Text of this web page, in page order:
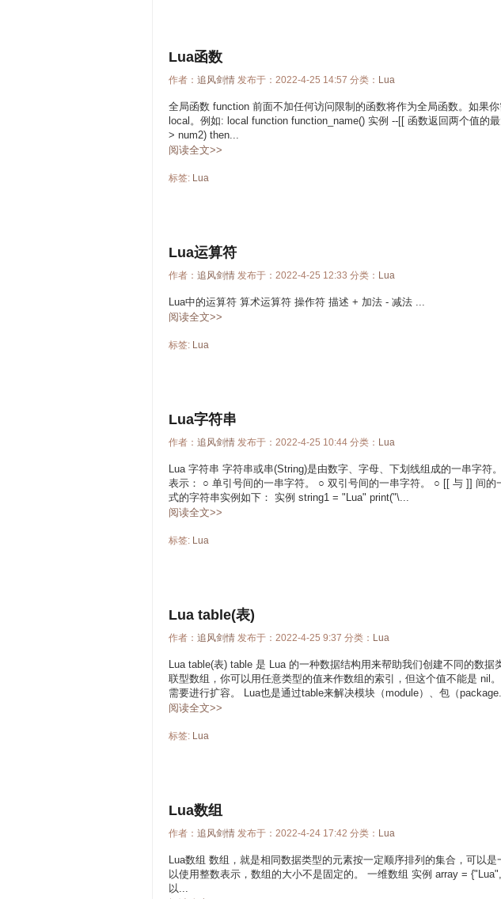
Lua函数
作者： 追风剑情 发布于：2022-4-25 14:57 分类： Lua
全局函数 function 前面不加任何访问限制的函数将作为全局函数。如果
local。例如: local function function_name() 实例 --[[ 函数返回两个值的
> num2) then...
阅读全文>>
标签: Lua
Lua运算符
作者： 追风剑情 发布于：2022-4-25 12:33 分类： Lua
Lua中的运算符 算术运算符 操作符 描述 + 加法 - 减法 ...
阅读全文>>
标签: Lua
Lua字符串
作者： 追风剑情 发布于：2022-4-25 10:44 分类： Lua
Lua 字符串 字符串或串(String)是由数字、字母、下划线组成的一串字符
表示： ○ 单引号间的一串字符。 ○ 双引号间的一串字符。 ○ [[ 与 ]] 间
式的字符串实例如下： 实例 string1 = "Lua" print("\...
阅读全文>>
标签: Lua
Lua table(表)
作者： 追风剑情 发布于：2022-4-25 9:37 分类： Lua
Lua table(表) table 是 Lua 的一种数据结构用来帮助我们创建不同的数
联型数组，你可以用任意类型的值来作数组的索引，但这个值不能是 nil
需要进行扩容。 Lua也是通过table来解决模块（module）、包（
阅读全文>>
标签: Lua
Lua数组
作者： 追风剑情 发布于：2022-4-24 17:42 分类： Lua
Lua数组 数组，就是相同数据类型的元素按一定顺序排列的集合，可以
以使用整数表示，数组的大小不是固定的。 一维数组 实例 array =
以...